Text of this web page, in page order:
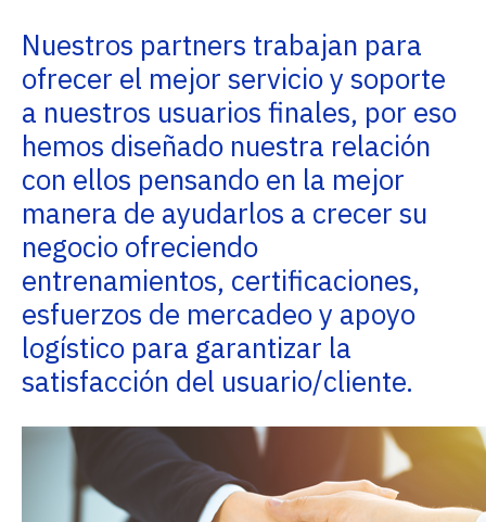
Nuestros partners trabajan para
ofrecer el mejor servicio y soporte
a nuestros usuarios finales, por eso
hemos diseñado nuestra relación
con ellos pensando en la mejor
manera de ayudarlos a crecer su
negocio ofreciendo
entrenamientos, certificaciones,
esfuerzos de mercadeo y apoyo
logístico para garantizar la
satisfacción del usuario/cliente.